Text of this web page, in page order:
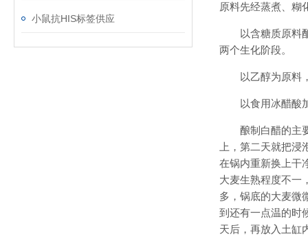
小鼠抗HIS标签供应
原料先经蒸煮、糊
以含糖质原料
两个生化阶段。
以乙醇为原料
以食用冰醋酸
酿制白醋的主
上，第二天就把
在锅内重新换上干
大麦生熟程度不一
多，锅底的大麦微
到还有一点温的时
天后，再放入土缸